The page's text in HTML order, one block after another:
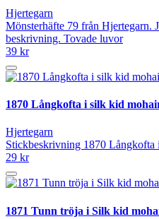
Hjertegarn
Mönsterhäfte 79 från Hjertegarn.
beskrivning. Tovade luvor
39 kr
1870 Långkofta i silk kid
Hjertegarn
Stickbeskrivning 1870
29 kr
1871 Tunn tröja i Silk kid